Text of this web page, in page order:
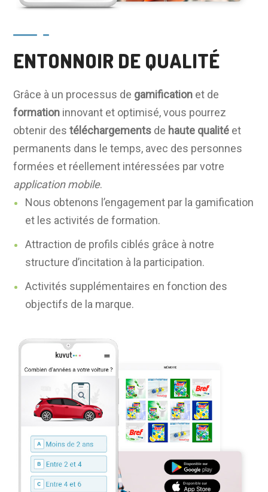
ENTONNOIR DE QUALITÉ
Grâce à un processus de gamification et de
formation innovant et optimisé, vous pourrez
obtenir destéléchargements de haute qualité et
permanents dans le temps, avec des personnes
formées et réellement intéressées par votre
application mobile.
Nous obtenons l’engagement par la gamification
et les activités de formation.
Attraction de profils ciblés grâce à notre
structure d’incitation à la participation.
Activités supplémentaires en fonction des
objectifs de la marque.